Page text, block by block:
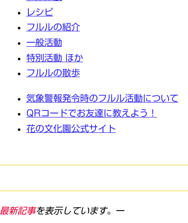
レシピ
フルルの紹介
一般活動
特別活動 ほか
フルルの散歩
気象警報発令時のフルル活動について
QRコードでお友達に教えよう！
花の文化園公式サイト
最新記事を表示しています。ー